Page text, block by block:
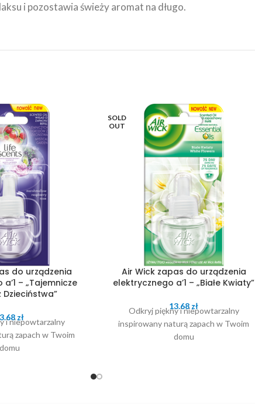
i pozostawia świeży aromat na długo.
do urządzenia
– „Tajemnicze
zł
i niepowtarzalny
zapach w Twoim
domu
SOLD
OUT
Air Wick zapas do urządzenia
elektrycznego a’1 – „Białe Kwiaty”
13.68zł
Odkryj piękny i niepowtarzalny
inspirowany naturą zapach w Twoim
domu